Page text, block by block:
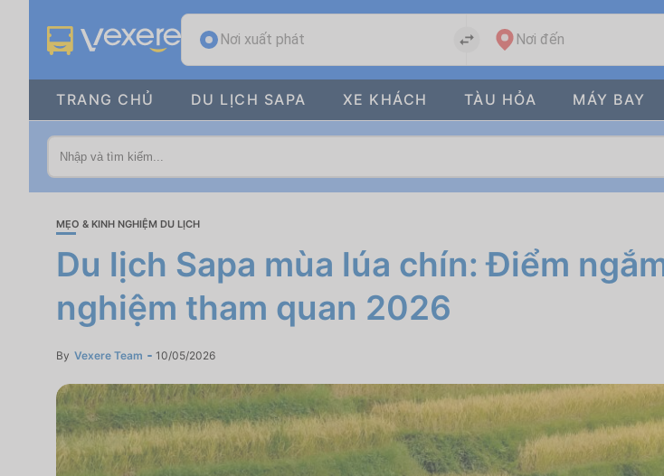
Nơi xuất phát Nơi đến
TRANG CHỦ DU LỊCH SAPA XE KHÁCH TÀU HỎA MÁY BAY
MẸO & KINH NGHIỆM DU LỊCH
Du lịch Sapa mùa lúa chín: Điểm
nghiệm tham quan 2026
By Vexere Team 10/05/2026